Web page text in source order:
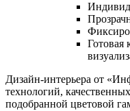
Готовая
Дизайн-интерьера от
технологий,
подобранной цветовой